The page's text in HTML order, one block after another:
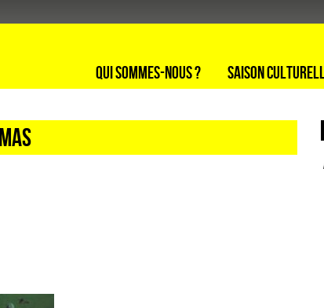
Qui sommes-nous ? Saison